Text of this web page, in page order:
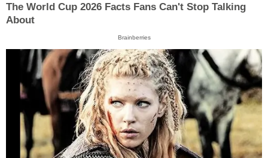
The World Cup 2026 Facts Fans Can't Stop Talking
About
Brainberries